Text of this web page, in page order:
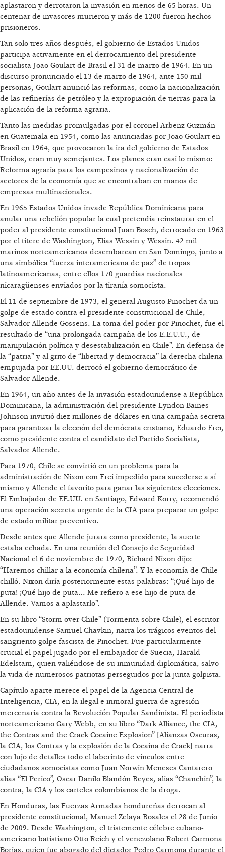
aplastaron y derrotaron la invasión en menos de 65 horas. Un
centenar de invasores murieron y más de 1200 fueron hechos
prisioneros.
Tan solo tres años después, el gobierno de Estados Unidos
participa activamente en el derrocamiento del presidente
socialista Joao Goulart de Brasil el 31 de marzo de 1964. En un
discurso pronunciado el 13 de marzo de 1964, ante 150 mil
personas, Goulart anunció las reformas, como la nacionalización
de las refinerías de petróleo y la expropiación de tierras para la
aplicación de la reforma agraria.
Tanto las medidas promulgadas por el coronel Arbenz Guzmán
en Guatemala en 1954, como las anunciadas por Joao Goulart en
Brasil en 1964, que provocaron la ira del gobierno de Estados
Unidos, eran muy semejantes. Los planes eran casi lo mismo:
Reforma agraria para los campesinos y nacionalización de
sectores de la economía que se encontraban en manos de
empresas multinacionales.
En 1965 Estados Unidos invade República Dominicana para
anular una rebelión popular la cual pretendía reinstaurar en el
poder al presidente constitucional Juan Bosch, derrocado en 1963
por el títere de Washington, Elías Wessin y Wessin. 42 mil
marinos norteamericanos desembarcan en San Domingo, junto a
una simbólica “fuerza interamericana de paz” de tropas
latinoamericanas, entre ellos 170 guardias nacionales
nicaragüenses enviados por la tiranía somocista.
El 11 de septiembre de 1973, el general Augusto Pinochet da un
golpe de estado contra el presidente constitucional de Chile,
Salvador Allende Gossens. La toma del poder por Pinochet, fue el
resultado de “una prolongada campaña de los E.E.U.U., de
manipulación política y desestabilización en Chile”. En defensa de
la “patria” y al grito de “libertad y democracia” la derecha chilena
empujada por EE.UU. derrocó el gobierno democrático de
Salvador Allende.
En 1964, un año antes de la invasión estadounidense a República
Dominicana, la administración del presidente Lyndon Baines
Johnson invirtió diez millones de dólares en una campaña secreta
para garantizar la elección del demócrata cristiano, Eduardo Frei,
como presidente contra el candidato del Partido Socialista,
Salvador Allende.
Para 1970, Chile se convirtió en un problema para la
administración de Nixon con Frei impedido para sucederse a sí
mismo y Allende el favorito para ganar las siguientes elecciones.
El Embajador de EE.UU. en Santiago, Edward Korry, recomendó
una operación secreta urgente de la CIA para preparar un golpe
de estado militar preventivo.
Desde antes que Allende jurara como presidente, la suerte
estaba echada. En una reunión del Consejo de Seguridad
Nacional el 6 de noviembre de 1970, Richard Nixon dijo:
“Haremos chillar a la economía chilena”. Y la economía de Chile
chilló. Nixon diría posteriormente estas palabras: “¡Qué hijo de
puta! ¡Qué hijo de puta… Me refiero a ese hijo de puta de
Allende. Vamos a aplastarlo”.
En su libro “Storm over Chile” (Tormenta sobre Chile), el escritor
estadounidense Samuel Chavkin, narra los trágicos eventos del
sangriento golpe fascista de Pinochet. Fue particularmente
crucial el papel jugado por el embajador de Suecia, Harald
Edelstam, quien valiéndose de su inmunidad diplomática, salvo
la vida de numerosos patriotas perseguidos por la junta golpista.
Capítulo aparte merece el papel de la Agencia Central de
Inteligencia, CIA, en la ilegal e inmoral guerra de agresión
mercenaria contra la Revolución Popular Sandinista. El periodista
norteamericano Gary Webb, en su libro “Dark Alliance, the CIA,
the Contras and the Crack Cocaine Explosion” [Alianzas Oscuras,
la CIA, los Contras y la explosión de la Cocaína de Crack] narra
con lujo de detalles todo el laberinto de vínculos entre
ciudadanos somocistas como Juan Norwin Meneses Cantarero
alias “El Perico”, Oscar Danilo Blandón Reyes, alias “Chanchin”, la
contra, la CIA y los carteles colombianos de la droga.
En Honduras, las Fuerzas Armadas hondureñas derrocan al
presidente constitucional, Manuel Zelaya Rosales el 28 de Junio
de 2009. Desde Washington, el tristemente célebre cubano-
americano batistiano Otto Reich y el venezolano Robert Carmona